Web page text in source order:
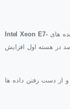
هایIntel Xeon E7-
در پردازنده اول و تا 20 درصد در هسته اول افزایش
و از دست رفتن داده ها